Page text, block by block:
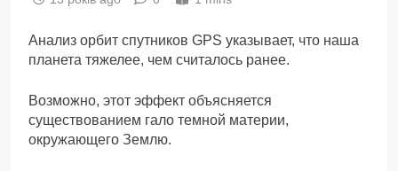
Анализ орбит спутников GPS указывает, что наша
планета тяжелее, чем считалось ранее.
Возможно, этот эффект объясняется
существованием гало темной материи,
окружающего Землю.